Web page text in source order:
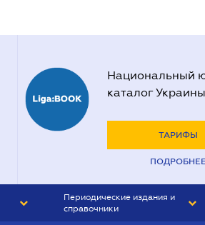
Национальный
каталог Украины
ТАРИФЫ
Периодические издания и
справочники